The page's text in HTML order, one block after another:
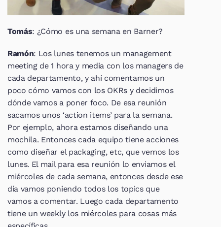
Tomás: ¿Cómo es una semana en Barner?
Ramón: Los lunes tenemos un management
meeting de 1 hora y media con los managers de
cada departamento, y ahí comentamos un
poco cómo vamos con los OKRs y decidimos
dónde vamos a poner foco. De esa reunión
sacamos unos ‘action items’ para la semana.
Por ejemplo, ahora estamos diseñando una
mochila. Entonces cada equipo tiene acciones
como diseñar el packaging, etc, que vemos los
lunes. El mail para esa reunión lo enviamos el
miércoles de cada semana, entonces desde ese
día vamos poniendo todos los topics que
vamos a comentar. Luego cada departamento
tiene un weekly los miércoles para cosas más